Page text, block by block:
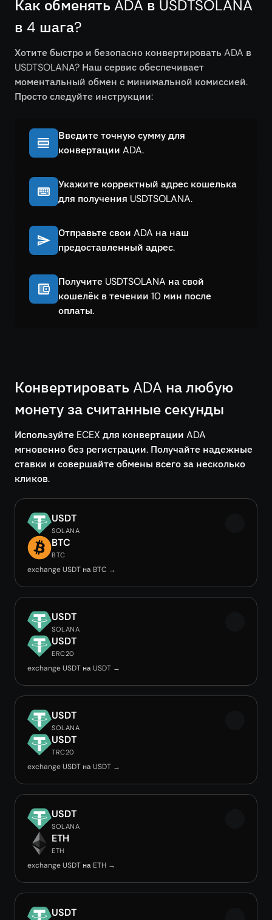
Как обменять ADA в USDTSOLANA
в 4 шага?
Хотите быстро и безопасно конвертировать ADA в
USDTSOLANA? Наш сервис обеспечивает
моментальный обмен с минимальной комиссией.
Просто следуйте инструкции:
Введите точную сумму для
конвертации ADA.
Укажите корректный адрес кошелька
для получения USDTSOLANA.
Отправьте свои ADA на наш
предоставленный адрес.
Получите USDTSOLANA на свой
кошелёк в течении 10 мин после
оплаты.
Конвертировать ADA на любую
монету за считанные секунды
Используйте ECEX для конвертации ADA
мгновенно без регистрации. Получайте надежные
ставки и совершайте обмены всего за несколько
кликов.
USDT
SOLANA
BTC
BTC
exchange USDT на BTC →
USDT
SOLANA
USDT
ERC20
exchange USDT на USDT →
USDT
SOLANA
USDT
TRC20
exchange USDT на USDT →
USDT
SOLANA
ETH
ETH
exchange USDT на ETH →
USDT